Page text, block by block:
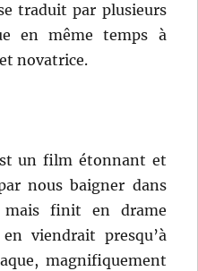
traduit par plusieurs
en même temps à
novatrice.
un film étonnant et
nous baigner dans
mais finit en drame
viendrait presqu’à
magnifiquement